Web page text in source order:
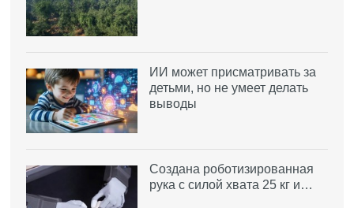
ИИ может присматривать за
детьми, но не умеет делать
выводы
Создана роботизированная
рука с силой хвата 25 кг и…